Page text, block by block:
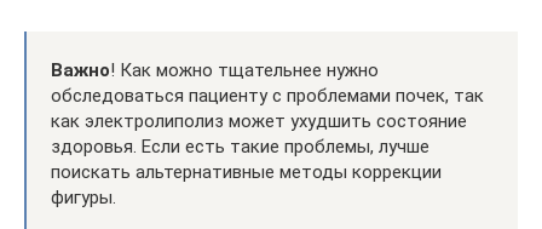
Важно! Как можно тщательнее нужно
обследоваться пациенту с проблемами почек, так
как электролиполиз может ухудшить состояние
здоровья. Если есть такие проблемы, лучше
поискать альтернативные методы коррекции
фигуры.